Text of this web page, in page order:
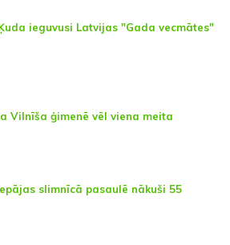
ieguvusi Latvijas "Gada vecmātes"
Vilnīša ģimenē vēl viena meita
slimnīcā pasaulē nākuši 55